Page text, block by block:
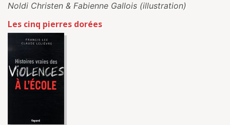
Noldi Christen & Fabienne Gallois (illustration)
Les cinq pierres dorées